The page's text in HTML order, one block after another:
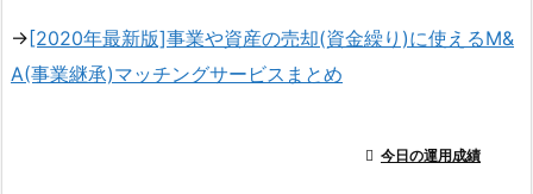
→ [2020年最新版]事業や資産の売却(資金繰り)に使えるM&
A(事業継承)マッチングサービスまとめ
 今日の運用成績